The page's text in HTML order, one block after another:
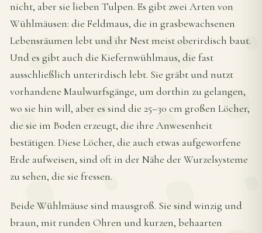
nicht, aber sie lieben Tulpen. Es gibt zwei Arten von
Wühlmäusen: die Feldmaus, die in grasbewachsenen
Lebensräumen lebt und ihr Nest meist oberirdisch baut.
Und es gibt auch die Kiefernwühlmaus, die fast
ausschließlich unterirdisch lebt. Sie gräbt und nutzt
vorhandene Maulwurfsgänge, um dorthin zu gelangen,
wo sie hin will, aber es sind die 25–30 cm großen Löcher,
die sie im Boden erzeugt, die ihre Anwesenheit
bestätigen. Diese Löcher, die auch etwas aufgeworfene
Erde aufweisen, sind oft in der Nähe der Wurzelsysteme
zu sehen, die sie fressen.
Beide Wühlmäuse sind mausgroß. Sie sind winzig und
braun, mit runden Ohren und kurzen, behaarten